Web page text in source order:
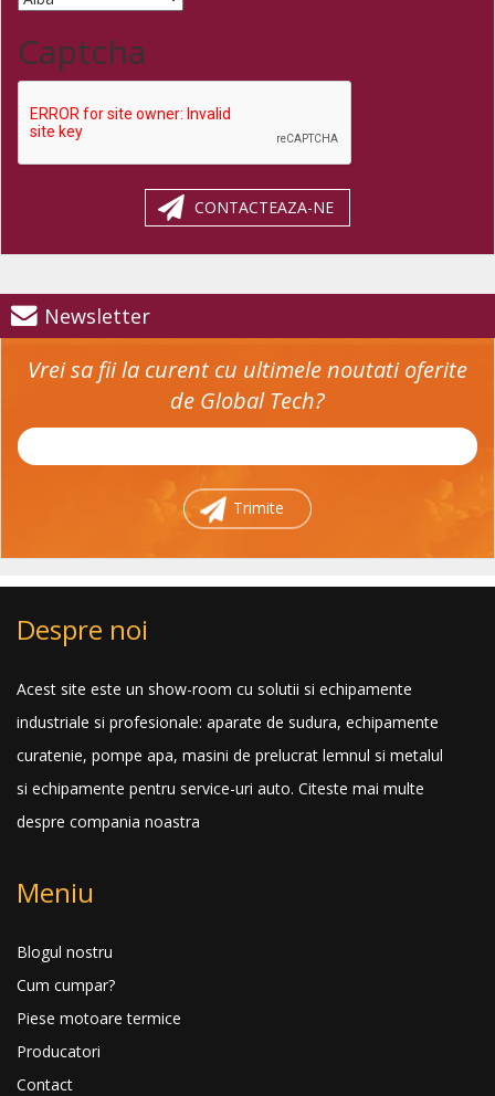
Captcha
CONTACTEAZA-NE
Newsletter
Vrei sa fii la curent cu ultimele noutati oferite
de Global Tech?
Trimite
Despre noi
Acest site este un show-room cu solutii si echipamente
industriale si profesionale: aparate de sudura, echipamente
curatenie, pompe apa, masini de prelucrat lemnul si metalul
si echipamente pentru service-uri auto. Citeste mai multe
despre compania noastra
Meniu
Blogul nostru
Cum cumpar?
Piese motoare termice
Producatori
Contact